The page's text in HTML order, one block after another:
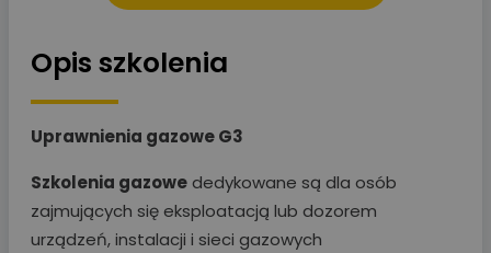
Opis szkolenia
Uprawnienia gazowe G3
Szkolenia gazowededykowane są dla osób
zajmujących się eksploatacją lub dozorem
urządzeń, instalacji i sieci gazowych